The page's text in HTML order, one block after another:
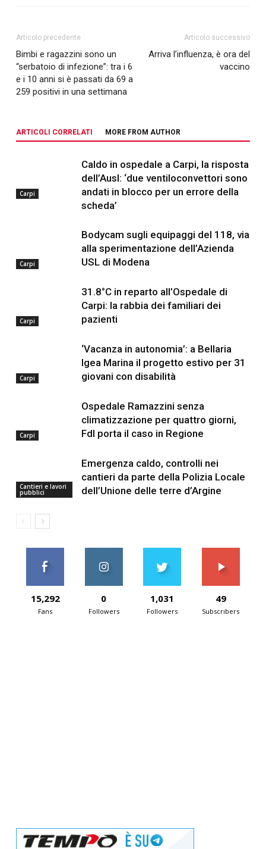
Articolo precedente
Bimbi e ragazzini sono un
“serbatoio di infezione”: tra i 6
e i 10 anni si è passati da 69 a
259 positivi in una settimana
Articolo successivo
Arriva l’influenza, è ora del
vaccino
ARTICOLI CORRELATI MORE FROM AUTHOR
Carpi
Caldo in ospedale a Carpi, la risposta
dell’Ausl: ‘due ventiloconvettori sono
andati in blocco per un errore della
scheda’
Carpi
Bodycam sugli equipaggi del 118, via
alla sperimentazione dell’Azienda
USL di Modena
Carpi
31.8°C in reparto all’Ospedale di
Carpi: la rabbia dei familiari dei
pazienti
Carpi
‘Vacanza in autonomia’: a Bellaria
Igea Marina il progetto estivo per 31
giovani con disabilità
Carpi
Ospedale Ramazzini senza
climatizzazione per quattro giorni,
FdI porta il caso in Regione
Cantieri e lavori
pubblici
Emergenza caldo, controlli nei
cantieri da parte della Polizia Locale
dell’Unione delle terre d’Argine
15,292
Fans
0
Followers
1,031
Followers
49
Subscribers